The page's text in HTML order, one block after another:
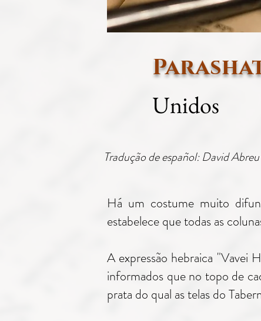
Unidos
Tradução de español: David Abreu
Há um costume muito
estabelece que todas as
A expressão hebraica "Vavei
informados que no topo de
prata do qual as telas do